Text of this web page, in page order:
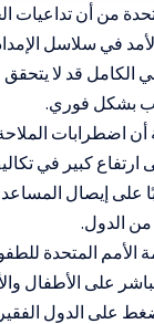
من أن تداعيات
في سلاسل الإمداد
بشكل فوري.
اضطرابات
كبير في
على إيصال
من الدول.
المتحدة
على الأطفال
على الدول